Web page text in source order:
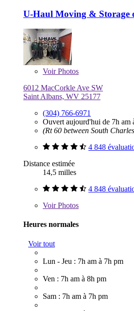
U-Haul Moving & Storage
VoirPhotos
6012 MacCorkle Ave SW
Saint Albans, WV 25177
(304) 766-6971
Ouvert aujourd'hui de 7h am
(Rt 60 between South
4 848
Distance estimée
14,5 milles
4 848
VoirPhotos
Heures normales
Voir tout
Lun - Jeu : 7h am à 7h pm
Ven : 7h am à 8h pm
Sam : 7h am à 7h pm